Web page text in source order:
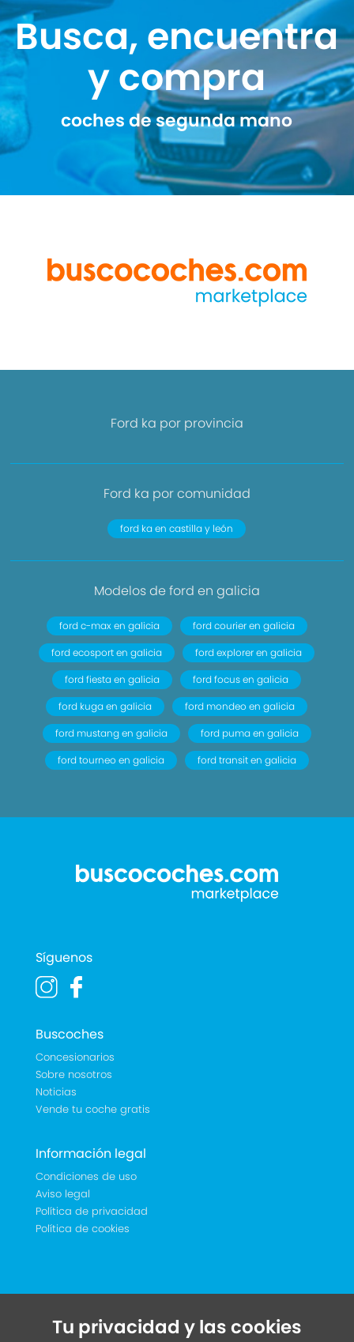
Busca, encuentra
y compra
coches de segunda mano
Ford ka por provincia
Ford ka por comunidad
ford ka en castilla y león
Modelos de ford en galicia
ford c-max en galicia
ford courier en galicia
ford ecosport en galicia
ford explorer en galicia
ford fiesta en galicia
ford focus en galicia
ford kuga en galicia
ford mondeo en galicia
ford mustang en galicia
ford puma en galicia
ford tourneo en galicia
ford transit en galicia
Síguenos
Buscoches
Concesionarios
Sobre nosotros
Noticias
Vende tu coche gratis
Información legal
Condiciones de uso
Aviso legal
Política de privacidad
Política de cookies
Tu privacidad y las cookies